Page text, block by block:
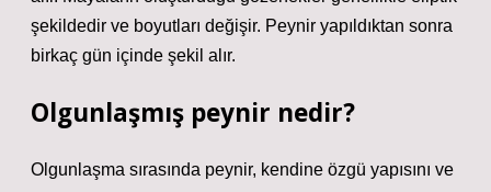
şekildedir ve boyutları değişir. Peynir yapıldıktan sonra
birkaç gün içinde şekil alır.
Olgunlaşmış peynir nedir?
Olgunlaşma sırasında peynir, kendine özgü yapısını ve